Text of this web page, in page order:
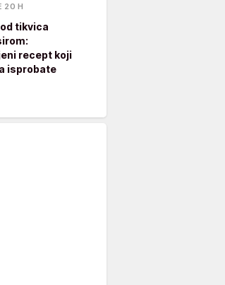
20 H
tikvica
recept koji
isprobate